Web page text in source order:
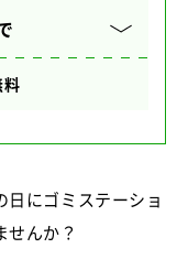
料
にゴミステーショ
せんか？